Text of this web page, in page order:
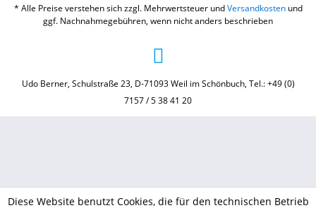
* Alle Preise verstehen sich zzgl. Mehrwertsteuer undVersandkostenund
ggf. Nachnahmegebühren, wenn nicht anders beschrieben
Udo Berner, Schulstraße 23, D-71093 Weil im Schönbuch, Tel.: +49 (0)
7157 / 5 38 41 20
Diese Website benutzt Cookies, die für den technischen Betrieb